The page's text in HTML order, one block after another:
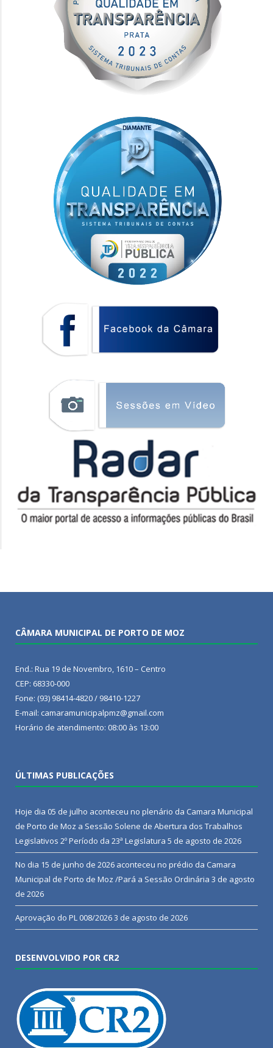
CÂMARA MUNICIPAL DE PORTO DE MOZ
End.: Rua 19 de Novembro, 1610 – Centro
CEP: 68330-000
Fone: (93) 98414-4820 / 98410-1227
E-mail: camaramunicipalpmz@gmail.com
Horário de atendimento: 08:00 às 13:00
ÚLTIMAS PUBLICAÇÕES
Hoje dia 05 de julho aconteceu no plenário da Camara Municipal
de Porto de Moz a Sessão Solene de Abertura dos Trabalhos
Legislativos 2º Período da 23ª Legislatura 5 de agosto de 2026
No dia 15 de junho de 2026 aconteceu no prédio da Camara
Municipal de Porto de Moz /Pará a Sessão Ordinária 3 de agosto
de 2026
Aprovação do PL 008/20263 de agosto de 2026
DESENVOLVIDO POR CR2